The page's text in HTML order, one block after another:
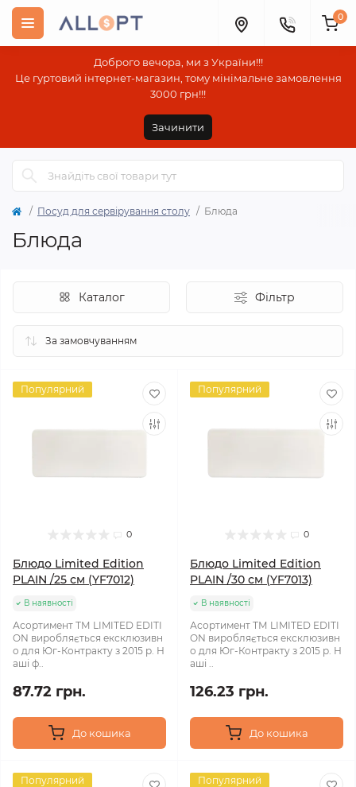
Доброго вечора, ми з України!!!
Це гуртовий інтернет-магазин, тому мінімальне замовлення
3000 грн!!!
Зачинити
0
Посуд для сервірування столу Блюда
Блюда
Каталог Фільтр
Популярний
0
Блюдо Limited Edition
PLAIN /25 см (YF7012)
В наявності
Асортимент ТМ LIMITED EDITI
ON виробляється ексклюзивн
о для Юг-Контракту з 2015 р. Н
аші ф..
87.72 грн.
До кошика
Популярний
0
Блюдо Limited Edition
PLAIN /30 см (YF7013)
В наявності
Асортимент ТМ LIMITED EDITI
ON виробляється ексклюзивн
о для Юг-Контракту з 2015 р. Н
аші ..
126.23 грн.
До кошика
Популярний Популярний